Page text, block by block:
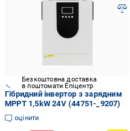
Безкоштовна доставка
в поштомати Епіцентр
Гібридний інвертор з зарядним
MPPT 1,5kW 24V (44751-_9207)
оцінити